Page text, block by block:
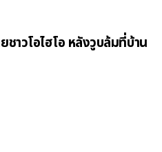
าวโอไฮโอ หลังวูบล้มที่บ้าน